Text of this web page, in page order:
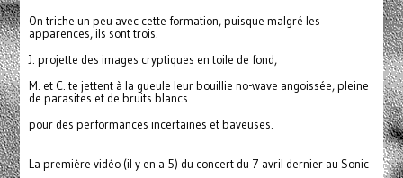
On triche un peu avec cette formation, puisque malgré les
apparences, ils sont trois.
J. projette des images cryptiques en toile de fond,
M. et C. te jettent à la gueule leur bouillie no-wave angoissée, pleine
de parasites et de bruits blancs
pour des performances incertaines et baveuses.
La première vidéo (il y en a 5) du concert du 7 avril dernier au Sonic